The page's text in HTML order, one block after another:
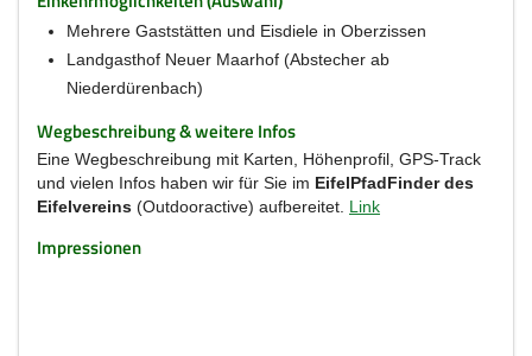
Mehrere Gaststätten und Eisdiele in Oberzissen
Landgasthof Neuer Maarhof (Abstecher ab
Niederdürenbach)
Wegbeschreibung & weitere Infos
Eine Wegbeschreibung mit Karten, Höhenprofil, GPS-Track
und vielen Infos haben wir für Sie im EifelPfadFinder des
Eifelvereins (Outdooractive) aufbereitet. Link
Impressionen